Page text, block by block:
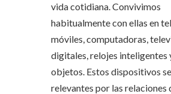
vida cotidiana. Convivimos
habitualmente con ellas en
móviles, computadoras,
digitales, relojes inteligentes
objetos. Estos dispositivos
relevantes por las relaciones